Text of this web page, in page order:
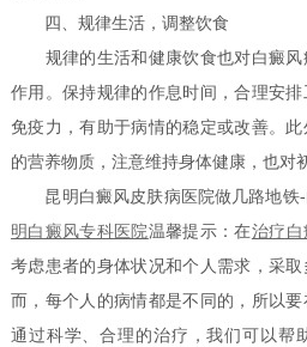
四、规律生活，调整饮食
规律的生活和健康饮食也对白癜风
作用。保持规律的作息时间，合理安
免疫力，有助于病情的稳定或改善。
的营养物质，注意维持身体健康，也对
昆明白癜风皮肤病医院做几路地铁-
明白癜风专科医院温馨提示：在治疗白
考虑患者的身体状况和个人需求，采
而，每个人的病情都是不同的，所以要
通过科学、合理的治疗，我们可以帮